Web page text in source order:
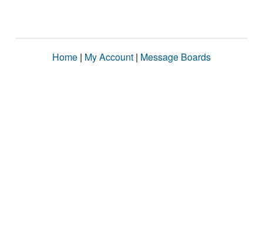
Home | My Account | Message Boards